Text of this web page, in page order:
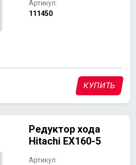
Артикул:
111450
КУПИТЬ
Редуктор хода
Hitachi ЕХ160-5
Артикул: